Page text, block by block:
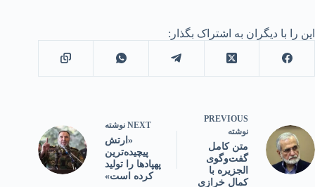
این را با دیگران به اشتراک بگذار:
PREVIOUS
نوشته
متن کامل
گفت‌وگوی
الجزیره با
کمال خرازی
NEXT نوشته
«ارتش
پیچیده‌ترین
پهپاد‌ها را تولید
کرده است»